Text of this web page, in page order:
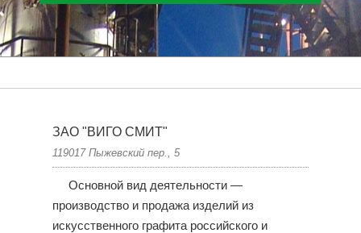
ЗАО "ВИГО СМИТ"
119017 Пыжевский пер., 5
Основной вид деятельности —
производство и продажа изделий из
искусственного графита российского и